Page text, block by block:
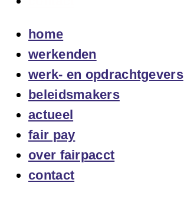
home
werkenden
werk- en opdrachtgevers
beleidsmakers
actueel
fair pay
over fairpacct
contact